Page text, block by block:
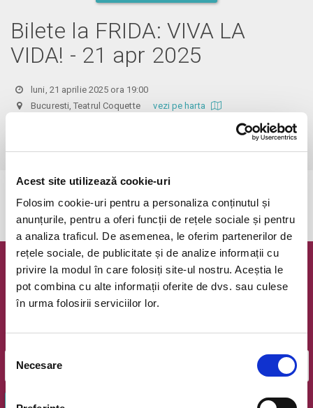
Acest site utilizează cookie-uri
Folosim cookie-uri pentru a personaliza conținutul și
anunțurile, pentru a oferi funcții de rețele sociale și pentru
a analiza traficul. De asemenea, le oferim partenerilor de
rețele sociale, de publicitate și de analize informații cu
privire la modul în care folosiți site-ul nostru. Aceștia le
pot combina cu alte informații oferite de dvs. sau culese
în urma folosirii serviciilor lor.
Selecția
consimțământului
Necesare
Bilete la FRIDA: VIVA LA
VIDA! - 21 apr 2025
luni, 21 aprilie 2025 ora 19:00
Bucuresti, Teatrul Coquettevezi pe harta
Dupa ora inceperii reprezentatiei biletele isi pierd valabilitatea, iar
Newsletter @ Bilete.ro
Oferte exclusive si o editie saptamanala cu cele mai noi
OK